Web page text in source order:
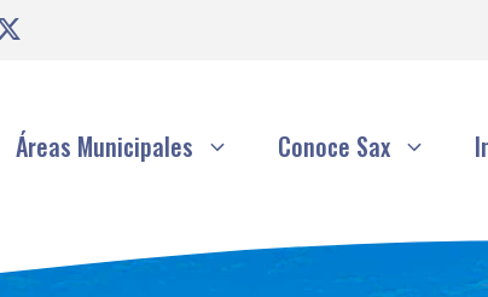
Áreas Municipales Conoce Sax